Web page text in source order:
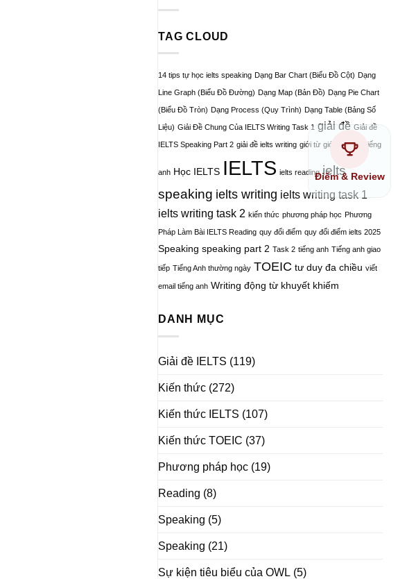
Điểm & Review
TAG CLOUD
14 tips tự học ielts speaking Dạng Bar Chart (Biểu Đồ Cột) Dạng
Line Graph (Biểu Đồ Đường) Dạng Map (Bản Đồ) Dạng Pie Chart
(Biểu Đồ Tròn) Dạng Process (Quy Trình) Dạng Table (Bảng Số
Liệu) Giải Đề Chung Của IELTS Writing Task 1 giải đề Giải đề
IELTS Speaking Part 2 giải đề ielts writing giới từ giới từ trong tiếng
anh Học IELTS IELTS ielts reading ielts
speaking ielts writing ielts writing task 1
ielts writing task 2 kiến thức phương pháp học Phương
Pháp Làm Bài IELTS Reading quy đổi điểm quy đổi điểm ielts 2025
Speaking speaking part 2 Task 2 tiếng anh Tiếng anh giao
tiếp Tiếng Anh thường ngày TOEIC tư duy đa chiều viết
email tiếng anh Writing động từ khuyết khiếm
DANH MỤC
Giải đề IELTS (119)
Kiến thức (272)
Kiến thức IELTS (107)
Kiến thức TOEIC (37)
Phương pháp học (19)
Reading (8)
Speaking (5)
Speaking (21)
Sự kiện tiêu biểu của OWL (5)